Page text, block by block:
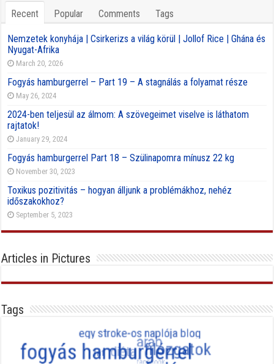
Recent Popular Comments Tags
Nemzetek konyhája | Csirkerizs a világ körül | Jollof Rice | Ghána és
Nyugat-Afrika
March 20, 2026
Fogyás hamburgerrel – Part 19 – A stagnálás a folyamat része
May 26, 2024
2024-ben teljesül az álmom: A szövegeimet viselve is láthatom
rajtatok!
January 29, 2024
Fogyás hamburgerrel Part 18 – Szülinapomra mínusz 22 kg
November 30, 2023
Toxikus pozitivitás – hogyan álljunk a problémákhoz, nehéz
időszakokhoz?
September 5, 2023
Articles in Pictures
Tags